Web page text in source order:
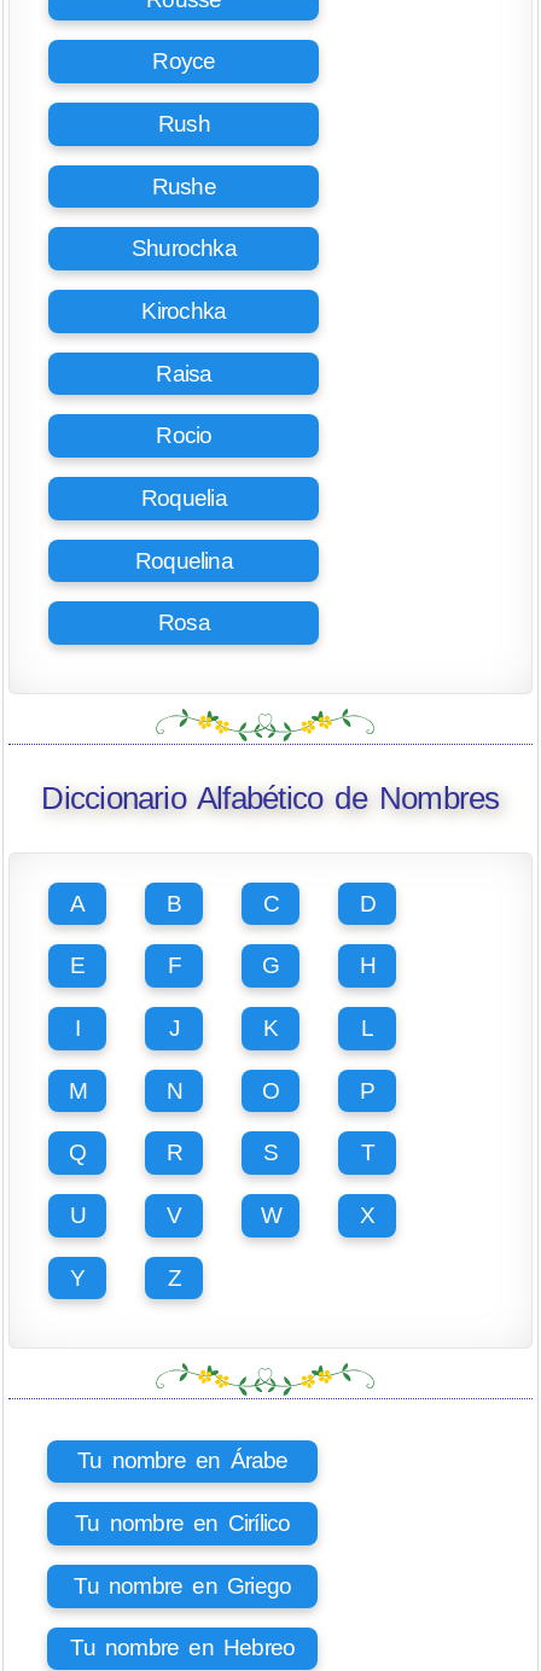
Royce
Rush
Rushe
Shurochka
Kirochka
Raisa
Rocio
Roquelia
Roquelina
Rosa
Diccionario Alfabético de Nombres
A B C D
E F G H
I J K L
M N O P
Q R S T
U V W X
Y Z
Tu nombre en Árabe
Tu nombre en Cirílico
Tu nombre en Griego
Tu nombre en Hebreo